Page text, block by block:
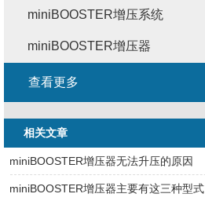
miniBOOSTER增压系统
miniBOOSTER增压器
查看更多
相关文章
miniBOOSTER增压器无法升压的原因
miniBOOSTER增压器主要有这三种型式